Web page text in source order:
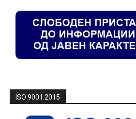
ISO 9001:2015